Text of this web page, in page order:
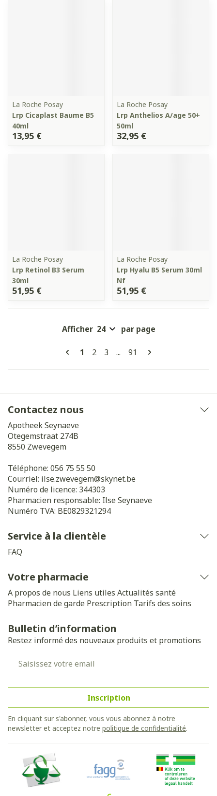
La Roche Posay
Lrp Cicaplast Baume B5
40ml
13,95 €
La Roche Posay
Lrp Anthelios A/age 50+
50ml
32,95 €
La Roche Posay
Lrp Retinol B3 Serum
30ml
51,95 €
La Roche Posay
Lrp Hyalu B5 Serum 30ml
Nf
51,95 €
Pages
Vous lisez actuellement la page
1 Page
2 Page
3 ... Page
91
Afficher par page
Contactez nous
Apotheek Seynaeve
Otegemstraat 274B
8550 Zwevegem
Téléphone: 056 75 55 50
Courriel: ilse.zwevegem@skynet.be
Numéro de licence: 344303
Pharmacien responsable: Ilse Seynaeve
Numéro TVA: BE0829321294
Service à la clientèle
FAQ
Votre pharmacie
A propos de nous Liens utiles Actualités santé
Pharmacien de garde Prescription Tarifs des soins
Bulletin d’information
Restez informé des nouveaux produits et promotions
Inscription
En cliquant sur s'abonner, vous vous abonnez à notre
newsletter et acceptez notre politique de confidentialité.